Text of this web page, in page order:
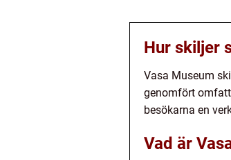
Hur skiljer
Vasa Museum
genomfört
besökarna en
Vad är